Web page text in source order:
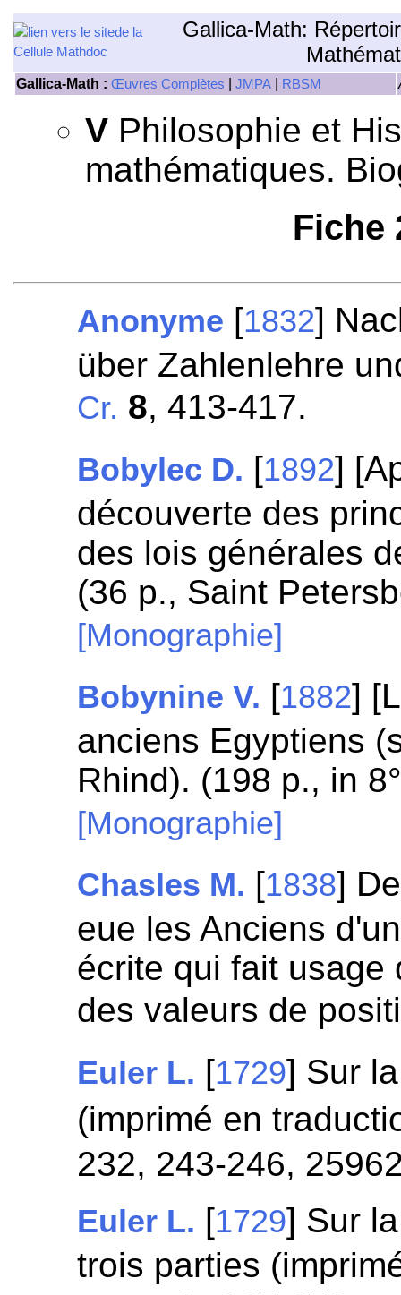
Gallica-Math:
Gallica-Math : Œuvres Complètes JMPA RBSM
V Philosophie et
mathématiques.
Fiche
Anonyme [1832]
über Zahlenlehre
Cr. 8, 413-417.
Bobylec D. [1892]
découverte des
des lois générales
(36 p., Saint
[Monographie]
Bobynine V. [1882]
anciens Egyptiens
Rhind). (198 p., in
[Monographie]
Chasles M. [1838]
eue les Anciens
écrite qui fait usage
des valeurs de
Euler L. [1729] Sur
(imprimé en
232, 243-246,
Euler L. [1729] Sur
trois parties